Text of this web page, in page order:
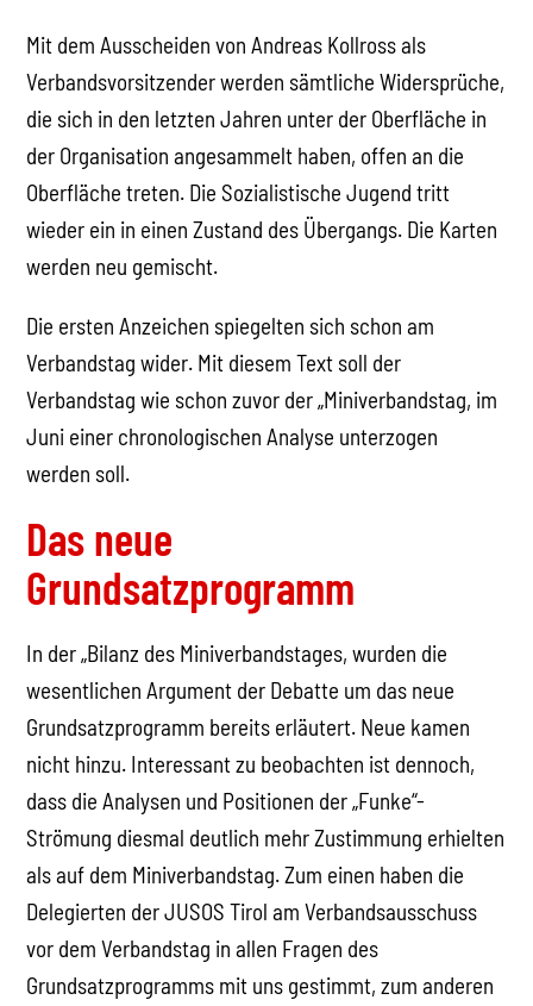
Mit dem Ausscheiden von Andreas Kollross als
Verbandsvorsitzender werden sämtliche Widersprüche,
die sich in den letzten Jahren unter der Oberfläche in
der Organisation angesammelt haben, offen an die
Oberfläche treten. Die Sozialistische Jugend tritt
wieder ein in einen Zustand des Übergangs. Die Karten
werden neu gemischt.
Die ersten Anzeichen spiegelten sich schon am
Verbandstag wider. Mit diesem Text soll der
Verbandstag wie schon zuvor der „Miniverbandstag, im
Juni einer chronologischen Analyse unterzogen
werden soll.
Das neue
Grundsatzprogramm
In der „Bilanz des Miniverbandstages, wurden die
wesentlichen Argument der Debatte um das neue
Grundsatzprogramm bereits erläutert. Neue kamen
nicht hinzu. Interessant zu beobachten ist dennoch,
dass die Analysen und Positionen der „Funke“-
Strömung diesmal deutlich mehr Zustimmung erhielten
als auf dem Miniverbandstag. Zum einen haben die
Delegierten der JUSOS Tirol am Verbandsausschuss
vor dem Verbandstag in allen Fragen des
Grundsatzprogramms mit uns gestimmt, zum anderen